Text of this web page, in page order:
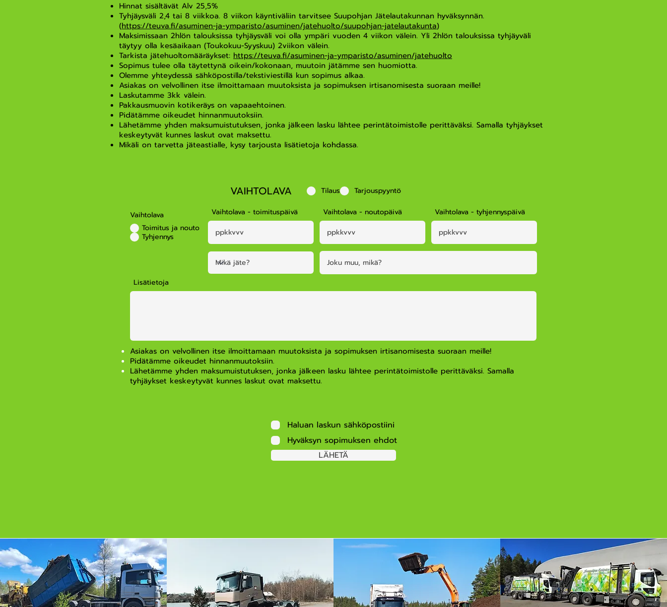
Hinnat sisältävät Alv 25,5%
Tyhjäysväli 2,4 tai 8 viikkoa. 8 viikon käyntiväliin tarvitsee Suupohjan Jätelautakunnan hyväksynnän.
(https://teuva.fi/asuminen-ja-ymparisto/asuminen/jatehuolto/suupohjan-jatelautakunta)
Maksimissaan 2hlön talouksissa tyhjäysväli voi olla ympäri vuoden 4 viikon välein. Yli 2hlön talouksissa tyhjäyväli
täytyy olla kesäaikaan (Toukokuu-Syyskuu) 2viikon välein.
Tarkista jätehuoltomääräykset: https://teuva.fi/asuminen-ja-ymparisto/asuminen/jatehuolto
Sopimus tulee olla täytettynä oikein/kokonaan, muutoin jätämme sen huomiotta.
Olemme yhteydessä sähköpostilla/tekstiviestillä kun sopimus alkaa.
Asiakas on velvollinen itse ilmoittamaan muutoksista ja sopimuksen irtisanomisesta suoraan meille!
Laskutamme 3kk välein.
Pakkausmuovin kotikeräys on vapaaehtoinen.
Pidätämme oikeudet hinnanmuutoksiin.
Lähetämme yhden maksumuistutuksen, jonka jälkeen lasku lähtee perintätoimistolle perittäväksi. Samalla tyhjäykset
keskeytyvät kunnes laskut ovat maksettu.
Mikäli on tarvetta jäteastialle, kysy tarjousta lisätietoja kohdassa.
VAIHTOLAVA Tilaus Tarjouspyyntö
Vaihtolava
Toimitus ja nouto
Tyhjennys
Vaihtolava - toimituspäivä Vaihtolava - noutopäivä Vaihtolava - tyhjennyspäivä
Lisätietoja
Asiakas on velvollinen itse ilmoittamaan muutoksista ja sopimuksen irtisanomisesta suoraan meille!
Pidätämme oikeudet hinnanmuutoksiin.
Lähetämme yhden maksumuistutuksen, jonka jälkeen lasku lähtee perintätoimistolle perittäväksi. Samalla
tyhjäykset keskeytyvät kunnes laskut ovat maksettu.
Haluan laskun sähköpostiini
Hyväksyn sopimuksen ehdot
LÄHETÄ